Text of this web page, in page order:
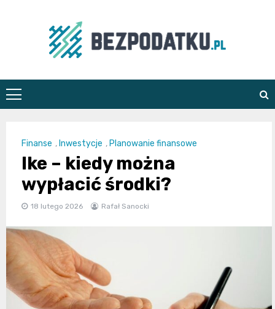
bezpodatku.pl
Finanse , Inwestycje , Planowanie finansowe
Ike – kiedy można
wypłacić środki?
18 lutego 2026 Rafał Sanocki